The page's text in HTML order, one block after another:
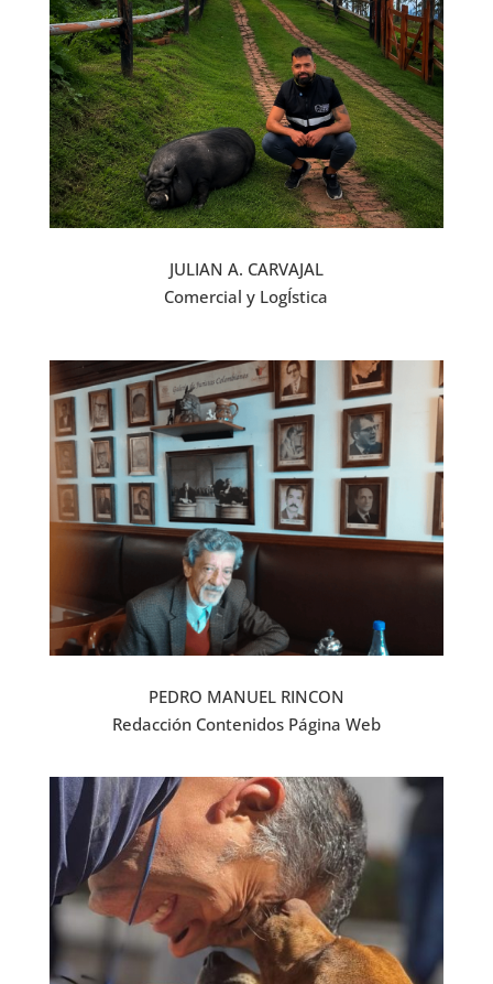
JULIAN A. CARVAJAL
Comercial y LogÍstica
PEDRO MANUEL RINCON
Redacción Contenidos Página Web